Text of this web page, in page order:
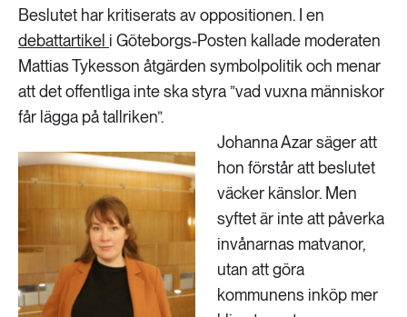
Beslutet har kritiserats av oppositionen. I en
debattartikel i Göteborgs-Posten kallade moderaten
Mattias Tykesson åtgärden symbolpolitik och menar
att det offentliga inte ska styra ”vad vuxna människor
får lägga på tallriken”.
Johanna Azar säger att
hon förstår att beslutet
väcker känslor. Men
syftet är inte att påverka
invånarnas matvanor,
utan att göra
kommunens inköp mer